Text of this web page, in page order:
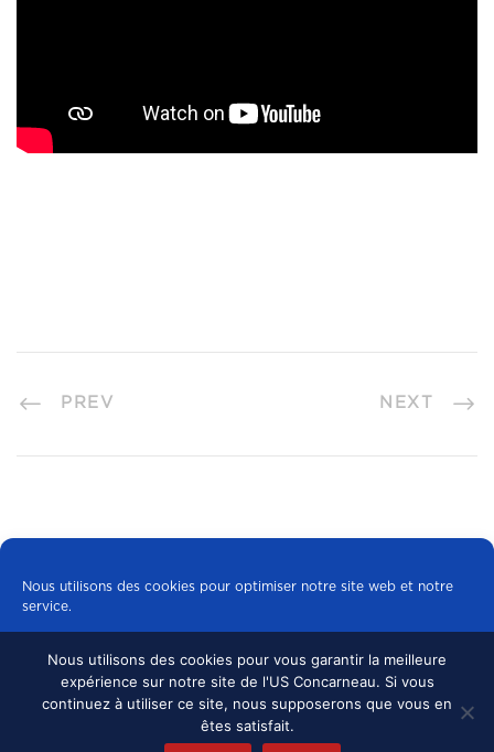
Nous utilisons des cookies pour optimiser notre site web et notre
service.
Tous les cookies
Refuser
PREV NEXT
© 2024 US CONCARNEAU, TOUS DROITS
RÉSERVÉS. MENTIONS LÉGALES •
CONFIDENTIALITÉ
Nous utilisons des cookies pour vous garantir la meilleure
expérience sur notre site de l'US Concarneau. Si vous
continuez à utiliser ce site, nous supposerons que vous en
êtes satisfait.